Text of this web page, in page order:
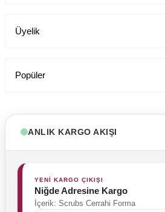
Üyelik
Popüler
ANLIK KARGO AKIŞI
YENİ KARGO ÇIKIŞI
Niğde Adresine Kargo
İçerik: Scrubs Cerrahi Forma